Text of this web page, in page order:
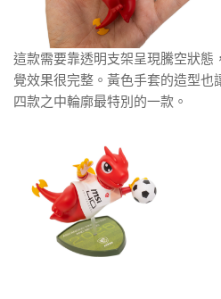
這款需要靠透明支架呈現騰空狀態
覺效果很完整。黃色手套的造型也
四款之中輪廓最特別的一款。